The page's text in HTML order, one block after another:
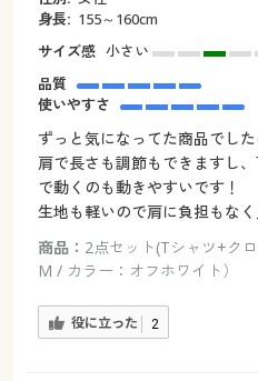
身長: 155～160cm
サイズ感 小さい
品質
使いやすさ
ずっと気になってた商品でし
肩で長さも調節もできますし
で動くのも動きやすいです！
生地も軽いので肩に負担もなく
商品： 2点セット(Tシャツ+ク
M / カラー：オフホワイト）
役に立った 2